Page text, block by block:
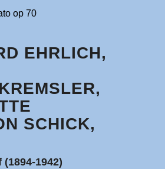
op 70
EHRLICH,
SCHICK,
1942)